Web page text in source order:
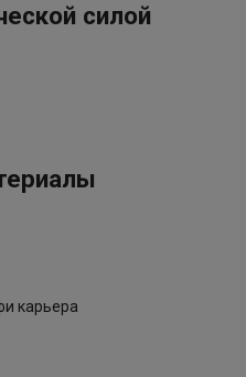
силой
карьера